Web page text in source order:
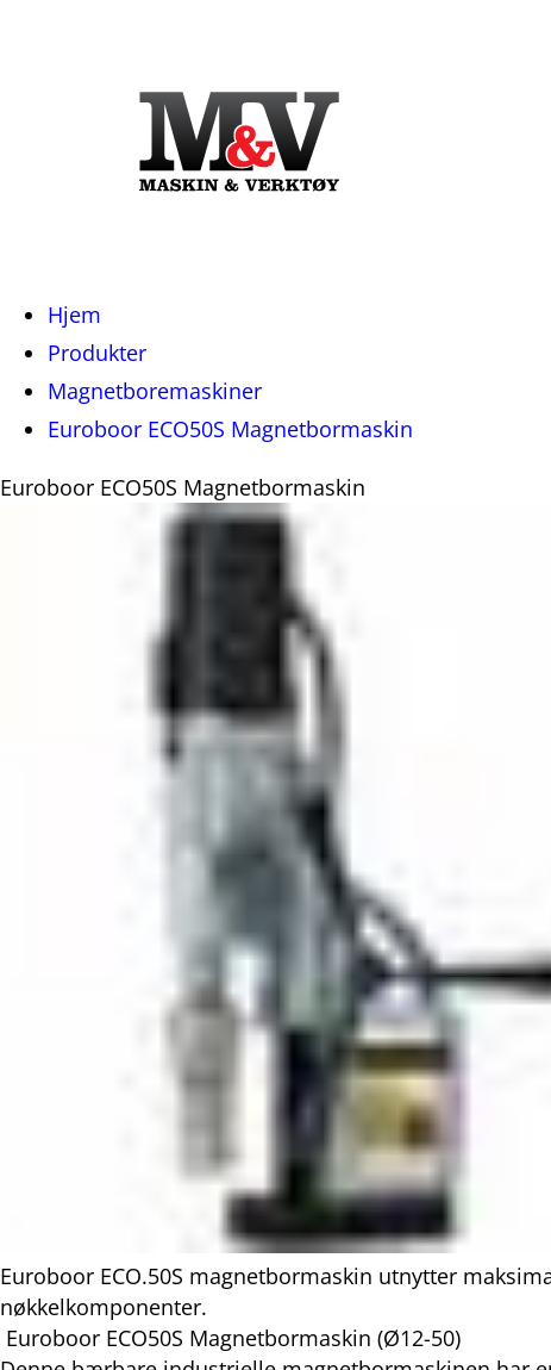
Du
Hjem
Produkter
Magnetboremaskiner
Euroboor ECO50S Magnetbormaskin
Euroboor ECO50S Magnetbormaskin
Euroboor ECO.50S magnetbormaskin utnytter
nøkkelkomponenter.
Euroboor ECO50S Magnetbormaskin (Ø12-50)